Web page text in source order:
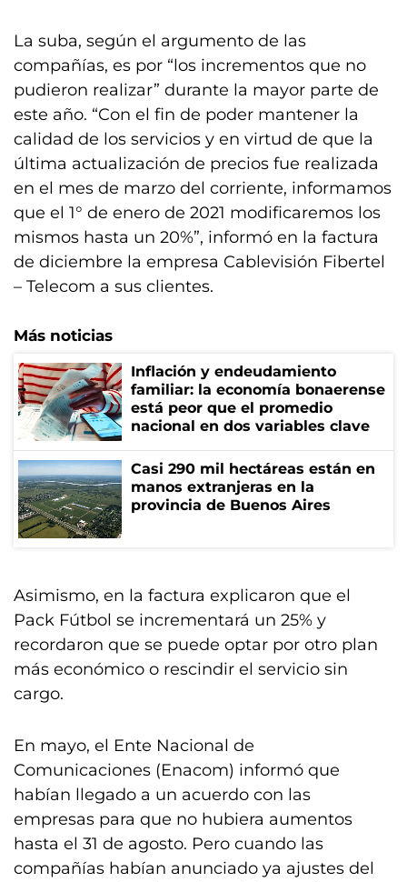
La suba, según el argumento de las
compañías, es por “los incrementos que no
pudieron realizar” durante la mayor parte de
este año. “Con el fin de poder mantener la
calidad de los servicios y en virtud de que la
última actualización de precios fue realizada
en el mes de marzo del corriente, informamos
que el 1° de enero de 2021 modificaremos los
mismos hasta un 20%”, informó en la factura
de diciembre la empresa Cablevisión Fibertel
– Telecom a sus clientes.
Más noticias
Inflación y endeudamiento
familiar: la economía bonaerense
está peor que el promedio
nacional en dos variables clave
Casi 290 mil hectáreas están en
manos extranjeras en la
provincia de Buenos Aires
Asimismo, en la factura explicaron que el
Pack Fútbol se incrementará un 25% y
recordaron que se puede optar por otro plan
más económico o rescindir el servicio sin
cargo.
En mayo, el Ente Nacional de
Comunicaciones (Enacom) informó que
habían llegado a un acuerdo con las
empresas para que no hubiera aumentos
hasta el 31 de agosto. Pero cuando las
compañías habían anunciado ya ajustes del